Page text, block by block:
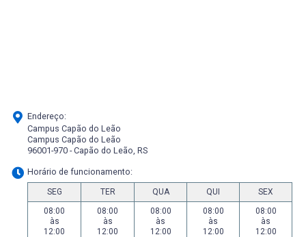
Endereço:
Campus Capão do Leão
Campus Capão do Leão
96001-970 - Capão do Leão, RS
Horário de funcionamento:
SEG TER QUA QUI
SEX
08:00
às
12:00
08:00
às
12:00
08:00
às
12:00
08:00
às
12:00
08:00
às
12:00